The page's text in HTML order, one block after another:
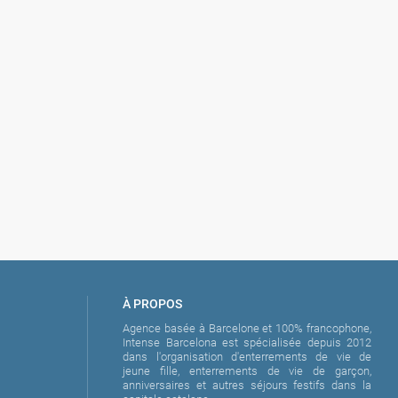
À PROPOS
Agence basée à Barcelone et 100% francophone,
Intense Barcelona est spécialisée depuis 2012
dans l'organisation d'enterrements de vie de
jeune fille, enterrements de vie de garçon,
anniversaires et autres séjours festifs dans la